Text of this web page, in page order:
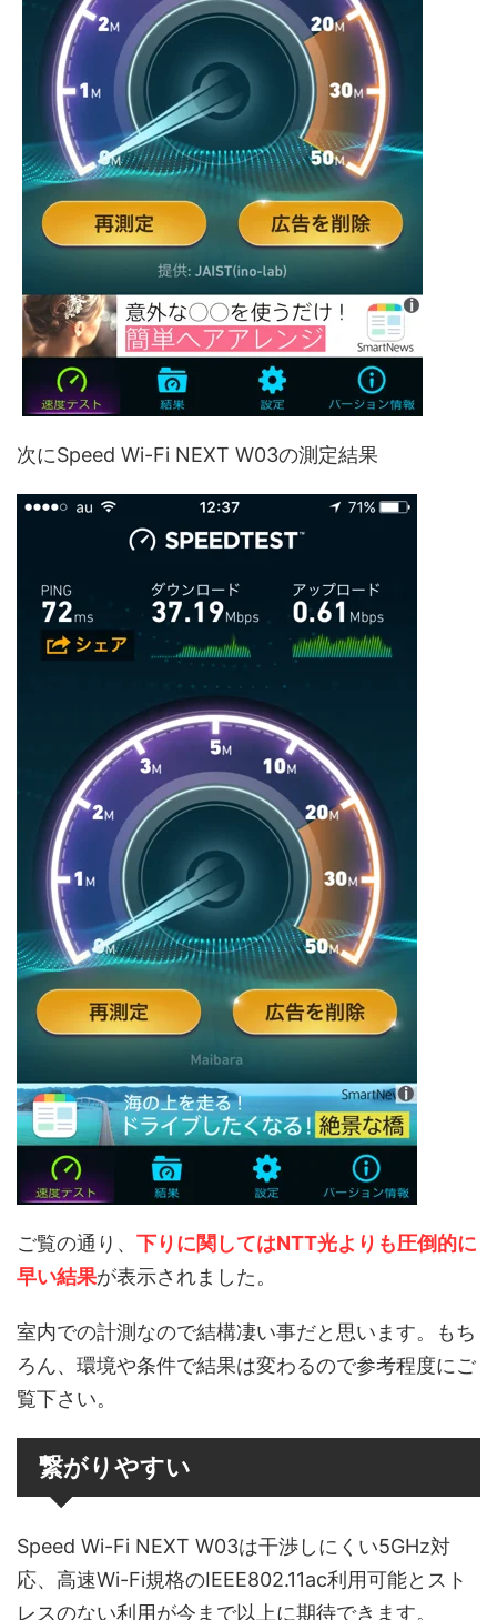
次にSpeed Wi-Fi NEXT W03の測定結果
ご覧の通り、 下りに関してはNTT光よりも圧倒的に
早い結果が表示されました。
室内での計測なので結構凄い事だと思います。もち
ろん、環境や条件で結果は変わるので参考程度にご
覧下さい。
繋がりやすい
Speed Wi-Fi NEXT W03は干渉しにくい5GHz対
応、高速Wi-Fi規格のIEEE802.11ac利用可能とスト
レスのない利用が今まで以上に期待できます。